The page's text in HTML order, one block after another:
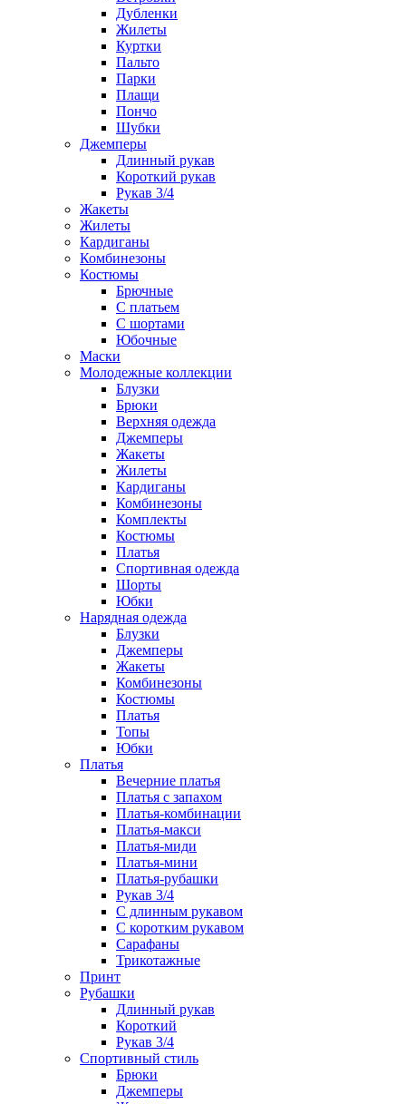
Дубленки
Жилеты
Куртки
Пальто
Парки
Плащи
Пончо
Шубки
Джемперы
Длинный рукав
Короткий рукав
Рукав 3/4
Жакеты
Жилеты
Кардиганы
Комбинезоны
Костюмы
Брючные
С платьем
С шортами
Юбочные
Маски
Молодежные коллекции
Блузки
Брюки
Верхняя одежда
Джемперы
Жакеты
Жилеты
Кардиганы
Комбинезоны
Комплекты
Костюмы
Платья
Спортивная одежда
Шорты
Юбки
Нарядная одежда
Блузки
Джемперы
Жакеты
Комбинезоны
Костюмы
Платья
Топы
Юбки
Платья
Вечерние платья
Платья с запахом
Платья-комбинации
Платья-макси
Платья-миди
Платья-мини
Платья-рубашки
Рукав 3/4
С длинным рукавом
С коротким рукавом
Сарафаны
Трикотажные
Принт
Рубашки
Длинный рукав
Короткий
Рукав 3/4
Спортивный стиль
Брюки
Джемперы